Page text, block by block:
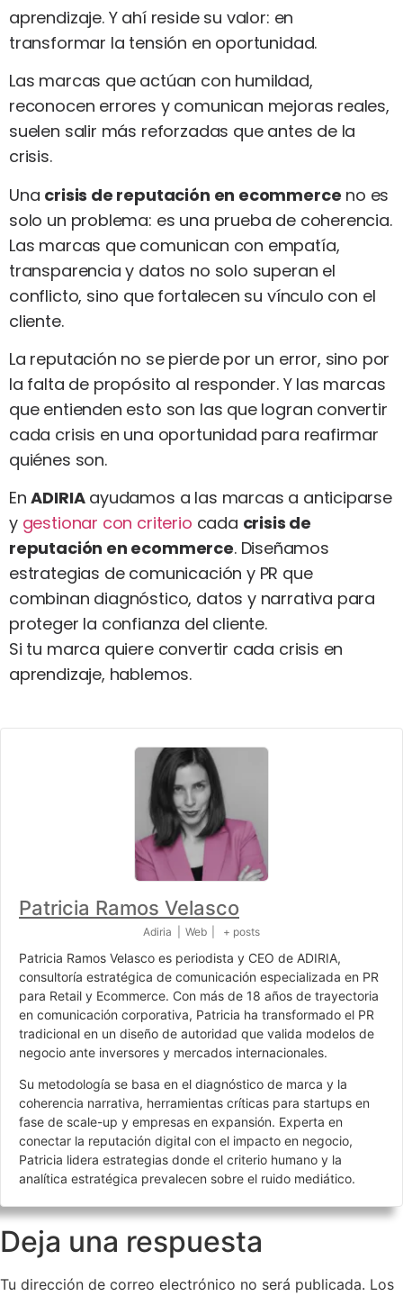
aprendizaje. Y ahí reside su valor: en
transformar la tensión en oportunidad.
Las marcas que actúan con humildad,
reconocen errores y comunican mejoras reales,
suelen salir más reforzadas que antes de la
crisis.
Una crisis de reputación en ecommerce no es
solo un problema: es una prueba de coherencia.
Las marcas que comunican con empatía,
transparencia y datos no solo superan el
conflicto, sino que fortalecen su vínculo con el
cliente.
La reputación no se pierde por un error, sino por
la falta de propósito al responder. Y las marcas
que entienden esto son las que logran convertir
cada crisis en una oportunidad para reafirmar
quiénes son.
EnADIRIAayudamos a las marcas a anticiparse
y gestionar con criterio cada crisis de
reputación en ecommerce. Diseñamos
estrategias de comunicación y PR que
combinan diagnóstico, datos y narrativa para
proteger la confianza del cliente.
Si tu marca quiere convertir cada crisis en
aprendizaje, hablemos.
Patricia Ramos Velasco
Adiria Web + posts
Patricia Ramos Velasco es periodista y CEO de ADIRIA,
consultoría estratégica de comunicación especializada en PR
para Retail y Ecommerce. Con más de 18 años de trayectoria
en comunicación corporativa, Patricia ha transformado el PR
tradicional en un diseño de autoridad que valida modelos de
negocio ante inversores y mercados internacionales.
Su metodología se basa en el diagnóstico de marca y la
coherencia narrativa, herramientas críticas para startups en
fase de scale-up y empresas en expansión. Experta en
conectar la reputación digital con el impacto en negocio,
Patricia lidera estrategias donde el criterio humano y la
analítica estratégica prevalecen sobre el ruido mediático.
Deja una respuesta
Tu dirección de correo electrónico no será publicada. Los